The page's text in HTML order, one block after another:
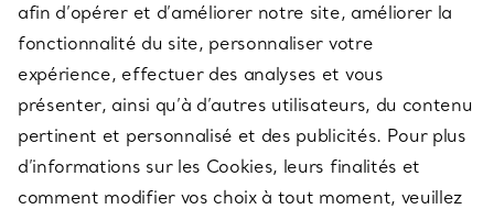
À PROPOS
QUESTIONS LÉGALES
afin d’opérer et d’améliorer notre site, améliorer la
fonctionnalité du site, personnaliser votre
expérience, effectuer des analyses et vous
présenter, ainsi qu’à d’autres utilisateurs, du contenu
pertinent et personnalisé et des publicités. Pour plus
d’informations sur les Cookies, leurs finalités et
comment modifier vos choix à tout moment, veuillez